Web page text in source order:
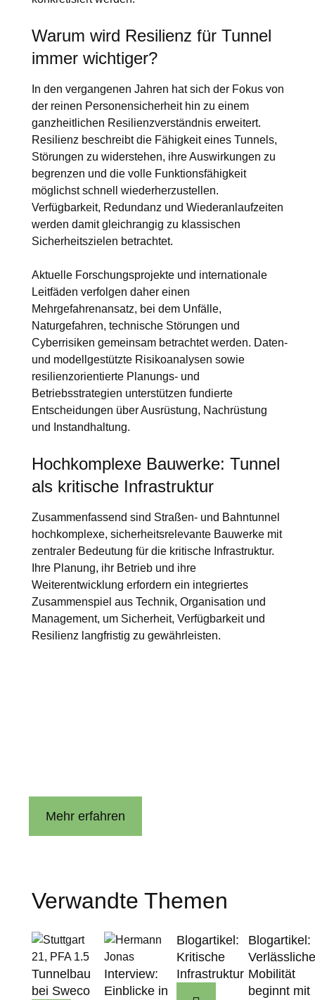
Warum wird Resilienz für Tunnel
immer wichtiger?
In den vergangenen Jahren hat sich der Fokus von
der reinen Personensicherheit hin zu einem
ganzheitlichen Resilienzverständnis erweitert.
Resilienz beschreibt die Fähigkeit eines Tunnels,
Störungen zu widerstehen, ihre Auswirkungen zu
begrenzen und die volle Funktionsfähigkeit
möglichst schnell wiederherzustellen.
Verfügbarkeit, Redundanz und Wiederanlaufzeiten
werden damit gleichrangig zu klassischen
Sicherheitszielen betrachtet.
Aktuelle Forschungsprojekte und internationale
Leitfäden verfolgen daher einen
Mehrgefahrenansatz, bei dem Unfälle,
Naturgefahren, technische Störungen und
Cyberrisiken gemeinsam betrachtet werden. Daten-
und modellgestützte Risikoanalysen sowie
resilienzorientierte Planungs- und
Betriebsstrategien unterstützen fundierte
Entscheidungen über Ausrüstung, Nachrüstung
und Instandhaltung.
Hochkomplexe Bauwerke: Tunnel
als kritische Infrastruktur
Zusammenfassend sind Straßen- und Bahntunnel
hochkomplexe, sicherheitsrelevante Bauwerke mit
zentraler Bedeutung für die kritische Infrastruktur.
Ihre Planung, ihr Betrieb und ihre
Weiterentwicklung erfordern ein integriertes
Zusammenspiel aus Technik, Organisation und
Management, um Sicherheit, Verfügbarkeit und
Resilienz langfristig zu gewährleisten.
Mehr erfahren
Verwandte Themen
Tunnelbau
bei Sweco
Interview:
Einblicke in
Blogartikel:
Kritische
Infrastruktur
Blogartikel:
Mobilität
beginnt mit